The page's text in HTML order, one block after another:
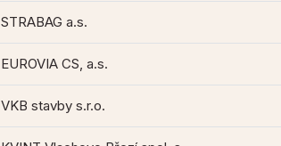
STRABAG a.s.
EUROVIA CS, a.s.
VKB stavby s.r.o.